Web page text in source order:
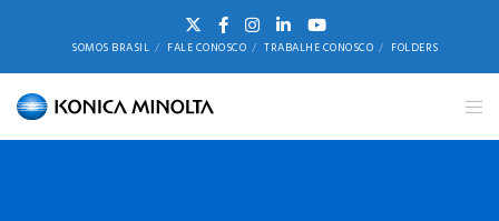
SOMOS BRASIL FALE CONOSCO TRABALHE CONOSCO FOLDERS